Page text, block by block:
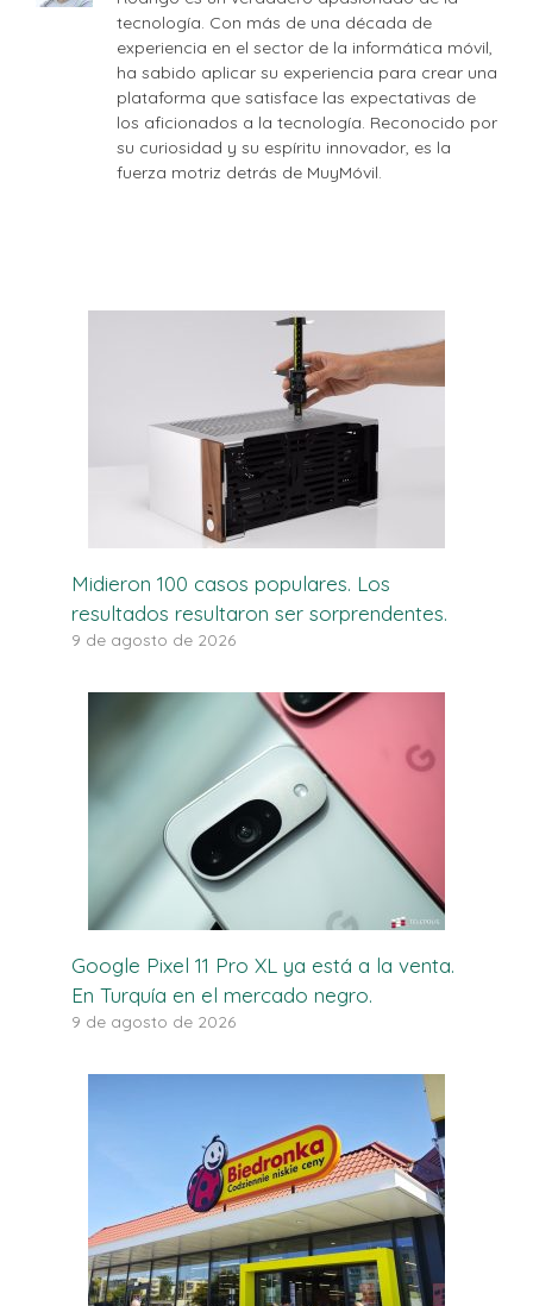
tecnología. Con más de una década de
experiencia en el sector de la informática móvil,
ha sabido aplicar su experiencia para crear una
plataforma que satisface las expectativas de
los aficionados a la tecnología. Reconocido por
su curiosidad y su espíritu innovador, es la
fuerza motriz detrás de MuyMóvil.
Midieron 100 casos populares. Los
resultados resultaron ser sorprendentes.
9 de agosto de 2026
Google Pixel 11 Pro XL ya está a la venta.
En Turquía en el mercado negro.
9 de agosto de 2026